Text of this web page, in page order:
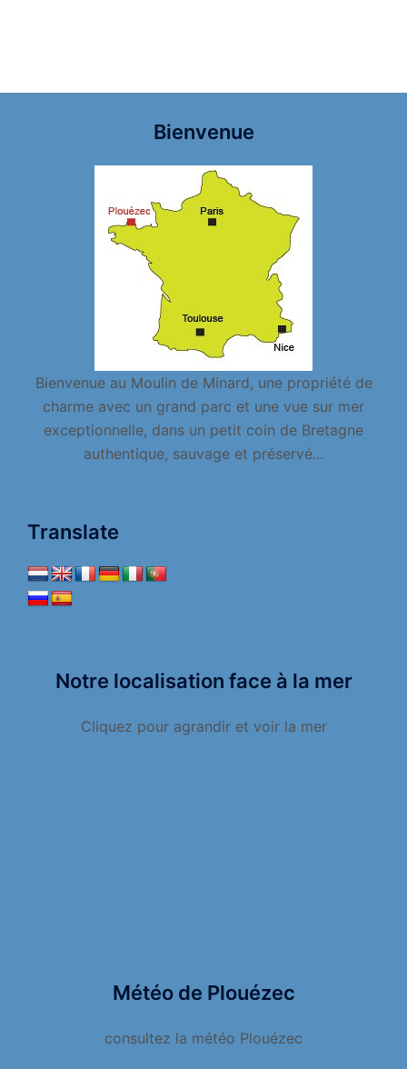
Bienvenue
Bienvenue au Moulin de Minard, une propriété de
charme avec un grand parc et une vue sur mer
exceptionnelle, dans un petit coin de Bretagne
authentique, sauvage et préservé...
Translate
Notre localisation face à la mer
Cliquez pour agrandir et voir la mer
Météo de Plouézec
consultez la météo Plouézec